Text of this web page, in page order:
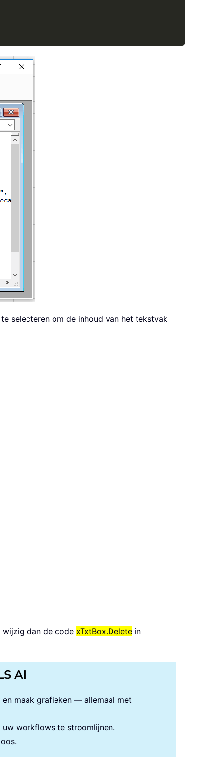
selecteren om de inhoud van het tekstvak
wijzig dan de code xTxtBox.Delete in
AI
en maak grafieken — allemaal met
uw workflows te stroomlijnen.